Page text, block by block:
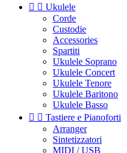
  Ukulele
Corde
Custodie
Accessories
Spartiti
Ukulele Soprano
Ukulele Concert
Ukulele Tenore
Ukulele Baritono
Ukulele Basso
  Tastiere e Pianoforti
Arranger
Sintetizzatori
MIDI / USB